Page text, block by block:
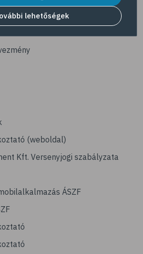
(weboldal)
Kft. Versenyjogi szabályzata
ÁSZF
lehetőségek